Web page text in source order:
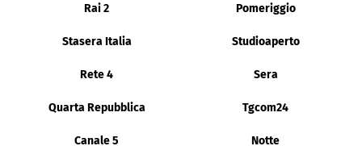
Rai 2 Pomeriggio
Stasera Italia Studioaperto
Rete 4 Sera
Quarta Repubblica Tgcom24
Canale 5 Notte